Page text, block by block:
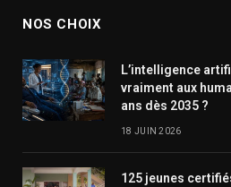
NOS CHOIX
L’intelligence
vraiment aux
ans dès 2035 ?
18 JUIN 2026
125 jeunes